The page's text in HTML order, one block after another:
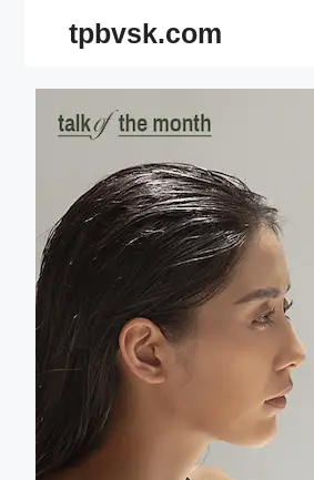
tpbvsk.com